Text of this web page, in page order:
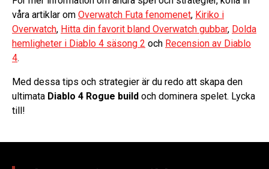
våra artiklar om Overwatch Futa fenomenet, Kiriko i
Overwatch, Hitta din favorit bland Overwatch gubbar, Dolda
hemligheter i Diablo 4 säsong 2 och Recension av Diablo
4.
Med dessa tips och strategier är du redo att skapa den
ultimata Diablo 4 Rogue build och dominera spelet. Lycka
till!